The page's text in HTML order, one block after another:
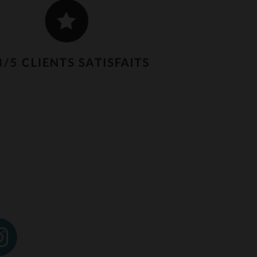
5 CLIENTS SATISFAITS